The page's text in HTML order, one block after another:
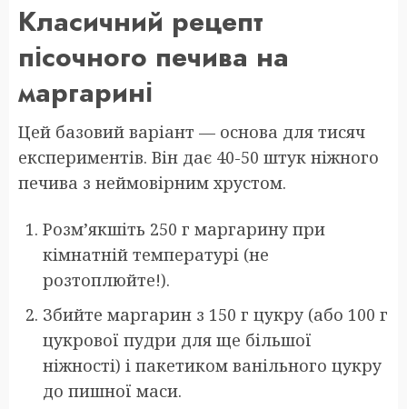
Класичний рецепт
пісочного печива на
маргарині
Цей базовий варіант — основа для тисяч
експериментів. Він дає 40-50 штук ніжного
печива з неймовірним хрустом.
Розм’якшіть 250 г маргарину при
кімнатній температурі (не
розтоплюйте!).
Збийте маргарин з 150 г цукру (або 100 г
цукрової пудри для ще більшої
ніжності) і пакетиком ванільного цукру
до пишної маси.